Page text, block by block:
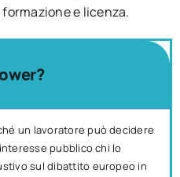
e licenza.
un lavoratore può decidere
pubblico chi lo
sul dibattito europeo in